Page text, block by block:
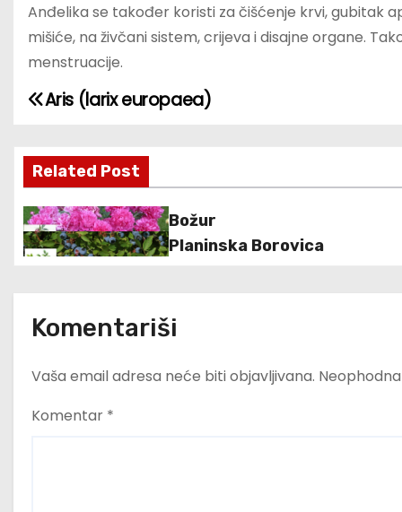
Anđelika se također koristi za čišćenje krvi, gubitak
mišiće, na živčani sistem, crijeva i disajne organe.
menstruacije.
N
v
i
g
c
i
j
Aris (larix europaea)
Related Post
Božur
Planinska Borovica
Komentariši
Vaša email adresa neće biti objavljivana.
Komentar *